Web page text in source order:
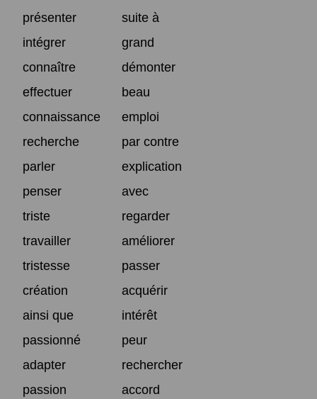
présenter
suite à
intégrer
grand
connaître
démonter
effectuer
beau
connaissance
emploi
recherche
par contre
parler
explication
penser
avec
triste
regarder
travailler
améliorer
tristesse
passer
création
acquérir
ainsi que
intérêt
passionné
peur
adapter
rechercher
passion
accord